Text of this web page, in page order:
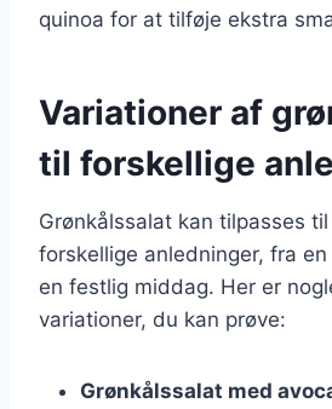
quinoa for at tilføje ekstra
Variationer af
til forskellige
Grønkålssalat kan tilpasses
forskellige anledninger, fra
en festlig middag. Her er
variationer, du kan prøve:
Grønkålssalat med